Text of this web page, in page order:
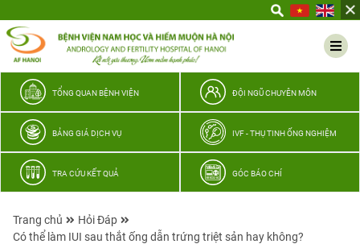
thương
TỔNG QUAN BỆNH VIỆN ĐỘI NGŨ CHUYÊN MÔN
BẢNG GIÁ DỊCH VỤ IVF - THỤ TINH ỐNG NGHIỆM
TRA CỨU KẾT QUẢ GÓC BÁO CHÍ
Trang chủ
Hỏi Đáp
Có thể làm IUI sau thắt ống dẫn trứng triệt sản hay không?